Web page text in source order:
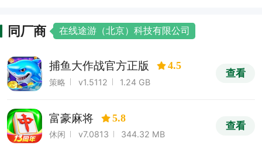
同厂商 在线途游（北京）科技有限公司
捕鱼大作战官方正版 4.5
策略 v1.5112 1.24 GB
查看
富豪麻将 5.8
休闲 v7.0813 344.32 MB
查看